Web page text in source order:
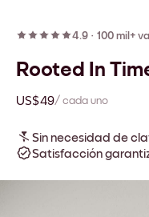
4.9 · 100 mil+
Rooted In
US$49/ cada uno
Sin necesidad de
Satisfacción